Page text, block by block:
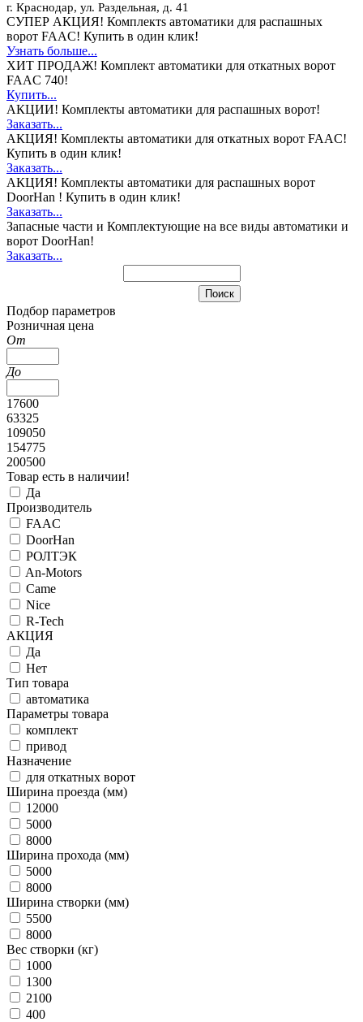
г. Краснодар, ул. Раздельная, д. 41
СУПЕР АКЦИЯ! Комплектs автоматики для распашных
ворот FAAC! Купить в один клик!
Узнать больше...
ХИТ ПРОДАЖ! Комплект автоматики для откатных ворот
FAAC 740!
Купить...
АКЦИИ! Комплекты автоматики для распашных ворот!
Заказать...
АКЦИЯ! Комплекты автоматики для откатных ворот FAAC!
Купить в один клик!
Заказать...
АКЦИЯ! Комплекты автоматики для распашных ворот
DoorHan ! Купить в один клик!
Заказать...
Запасные части и Комплектующие на все виды автоматики и
ворот DoorHan!
Заказать...
Подбор параметров
Розничная цена
От
До
17600
63325
109050
154775
200500
Товар есть в наличии!
Да
Производитель
FAAC
DoorHan
РОЛТЭК
An-Motors
Came
Nice
R-Tech
АКЦИЯ
Да
Нет
Тип товара
автоматика
Параметры товара
комплект
привод
Назначение
для откатных ворот
Ширина проезда (мм)
12000
5000
8000
Ширина прохода (мм)
5000
8000
Ширина створки (мм)
5500
8000
Вес створки (кг)
1000
1300
2100
400